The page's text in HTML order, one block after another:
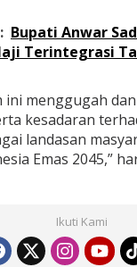
a
t
i
k
S
a
n
o
Bupati Anwar
Terintegrasi
ini menggugah
kesadaran
landasan
Emas 2045,”
Ikuti Kami